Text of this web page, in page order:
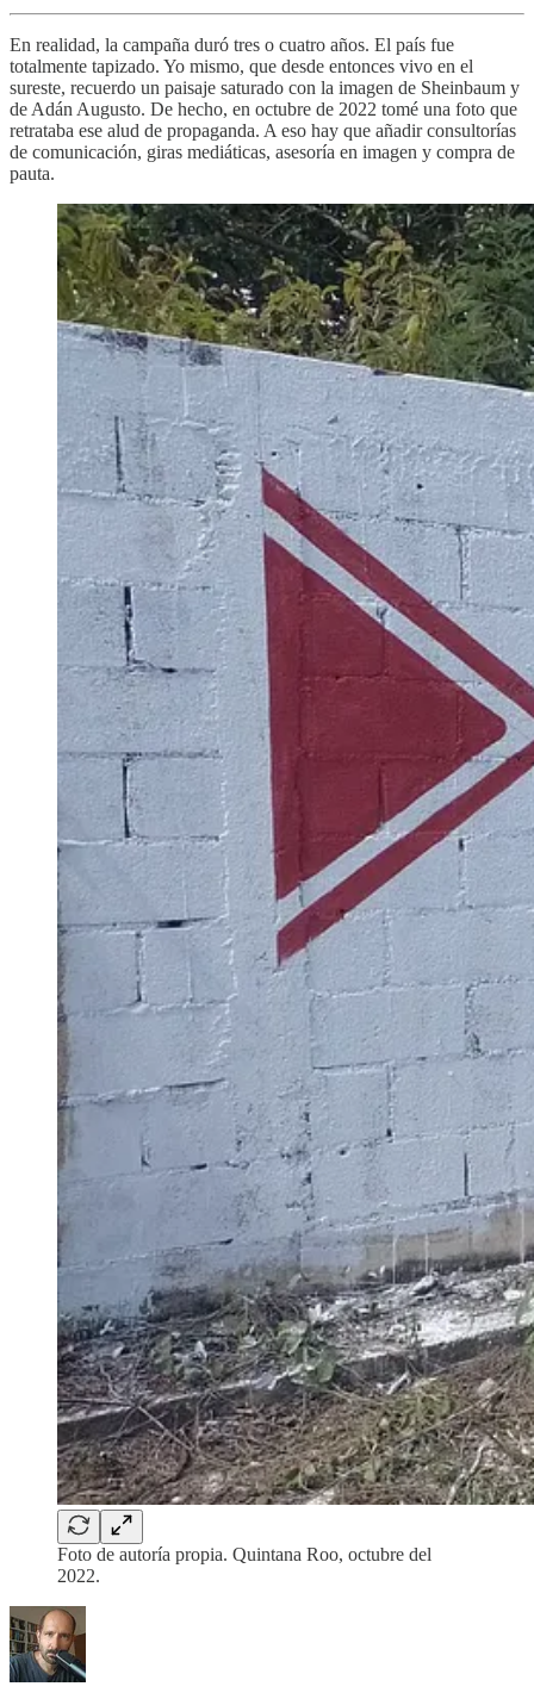
En realidad, la campaña duró tres o cuatro años. El país fue
totalmente tapizado. Yo mismo, que desde entonces vivo en el
sureste, recuerdo un paisaje saturado con la imagen de Sheinbaum y
de Adán Augusto. De hecho, en octubre de 2022 tomé una foto que
retrataba ese alud de propaganda. A eso hay que añadir consultorías
de comunicación, giras mediáticas, asesoría en imagen y compra de
pauta.
Foto de autoría propia. Quintana Roo, octubre del
2022.